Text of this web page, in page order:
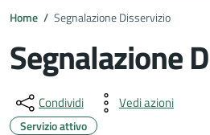
Home / Segnalazione Disservizio
Segnalazione
Dettagli del
Condividi Vedi azioni
Servizio attivo